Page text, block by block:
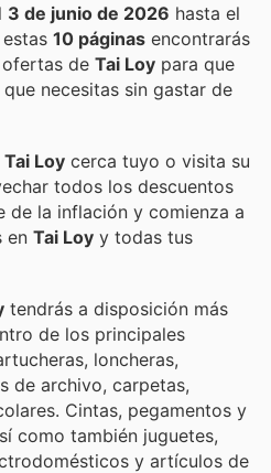
3 de junio de 2026 hasta el
estas 10 páginas encontrarás
de Tai Loy para que
necesitas sin gastar de
Tai Loy cerca tuyo o visita su
todos los descuentos
de la inflación y comienza a
en Tai Loy y todas tus
tendrás a disposición más
de los principales
loncheras,
de archivo, carpetas,
Cintas, pegamentos y
como también juguetes,
y artículos de